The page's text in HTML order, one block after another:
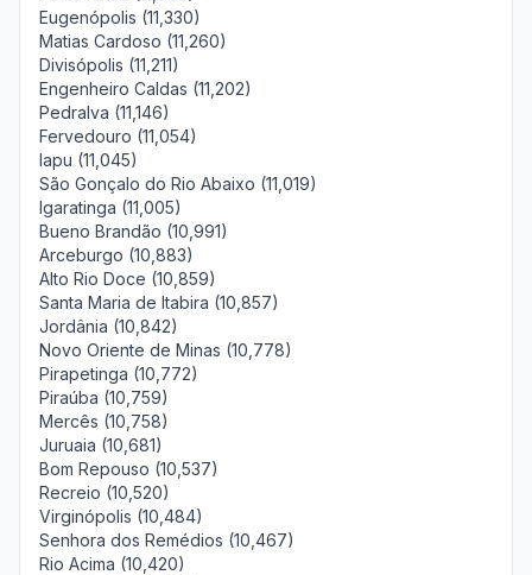
Eugenópolis (11,330)
Matias Cardoso (11,260)
Divisópolis (11,211)
Engenheiro Caldas (11,202)
Pedralva (11,146)
Fervedouro (11,054)
Iapu (11,045)
São Gonçalo do Rio Abaixo (11,019)
Igaratinga (11,005)
Bueno Brandão (10,991)
Arceburgo (10,883)
Alto Rio Doce (10,859)
Santa Maria de Itabira (10,857)
Jordânia (10,842)
Novo Oriente de Minas (10,778)
Pirapetinga (10,772)
Piraúba (10,759)
Mercês (10,758)
Juruaia (10,681)
Bom Repouso (10,537)
Recreio (10,520)
Virginópolis (10,484)
Senhora dos Remédios (10,467)
Rio Acima (10,420)